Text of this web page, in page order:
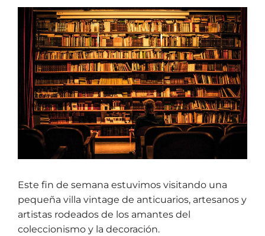
Este fin de semana estuvimos visitando una
pequeña villa vintage de anticuarios, artesanos y
artistas rodeados de los amantes del
coleccionismo y la decoración.